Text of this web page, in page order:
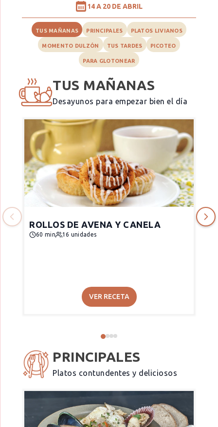
14 A 20 DE ABRIL
TUS MAÑANAS PRINCIPALES PLATOS LIVIANOS
MOMENTO DULZÓN TUS TARDES PICOTEO
PARA GLOTONEAR
TUS MAÑANAS
Desayunos para empezar bien el día
ROLLOS DE AVENA Y CANELA
60 min 16 unidades
VER RECETA
PRINCIPALES
Platos contundentes y deliciosos